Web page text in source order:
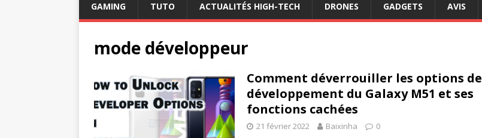
GAMING TUTO ACTUALITÉS HIGH-TECH DRONES GADGETS AVIS
mode développeur
Comment déverrouiller les options de
développement du Galaxy M51 et ses
fonctions cachées
21 février 2022 Baixinha 0